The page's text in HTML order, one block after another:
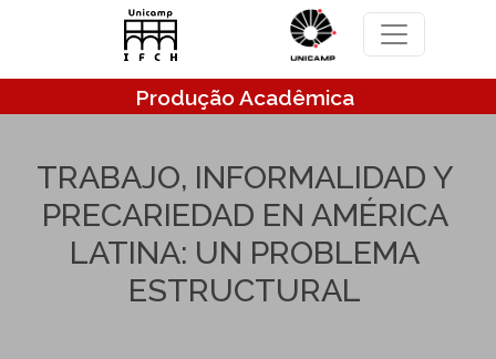
Pular para o conteúdo principal
Produção Acadêmica
TRABAJO, INFORMALIDAD Y
PRECARIEDAD EN AMÉRICA
LATINA: UN PROBLEMA
ESTRUCTURAL